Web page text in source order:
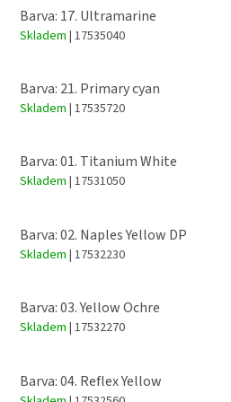
Barva: 17. Ultramarine
Skladem | 17535040
Barva: 21. Primary cyan
Skladem | 17535720
Barva: 01. Titanium White
Skladem | 17531050
Barva: 02. Naples Yellow DP
Skladem | 17532230
Barva: 03. Yellow Ochre
Skladem | 17532270
Barva: 04. Reflex Yellow